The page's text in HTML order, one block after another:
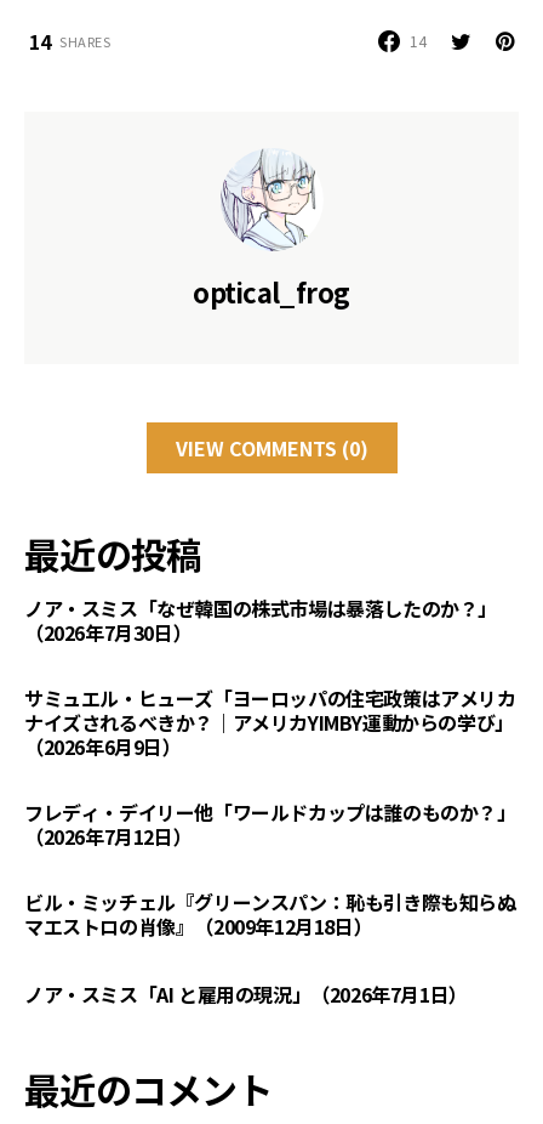
14 SHARES 14
optical_frog
VIEW COMMENTS (0)
最近の投稿
ノア・スミス「なぜ韓国の株式市場は暴落したのか？」
（2026年7月30日）
サミュエル・ヒューズ「ヨーロッパの住宅政策はアメリカ
ナイズされるべきか？｜アメリカYIMBY運動からの学び」
（2026年6月9日）
フレディ・デイリー他「ワールドカップは誰のものか？」
（2026年7月12日）
ビル・ミッチェル『グリーンスパン：恥も引き際も知らぬ
マエストロの肖像』（2009年12月18日）
ノア・スミス「AI と雇用の現況」（2026年7月1日）
最近のコメント